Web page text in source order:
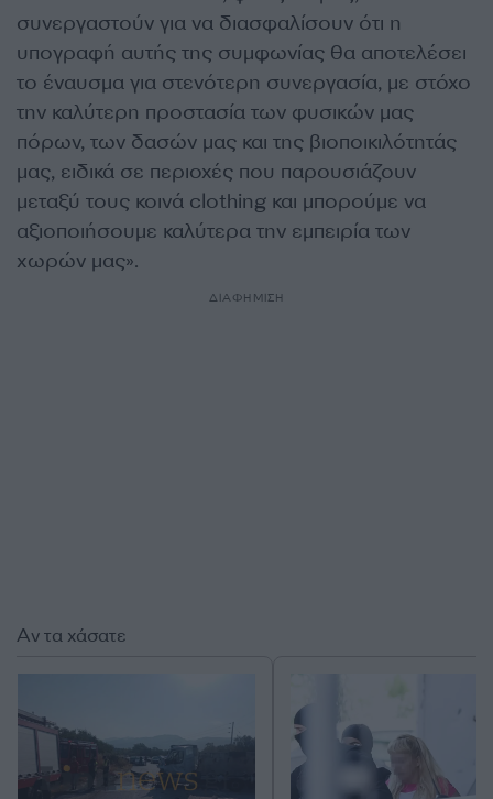
συνεργαστούν για να διασφαλίσουν ότι η
υπογραφή αυτής της συμφωνίας θα αποτελέσει
το έναυσμα για στενότερη συνεργασία, με στόχο
την καλύτερη προστασία των φυσικών μας
πόρων, των δασών μας και της βιοποικιλότητάς
μας, ειδικά σε περιοχές που παρουσιάζουν
μεταξύ τους κοινά clothing και μπορούμε να
αξιοποιήσουμε καλύτερα την εμπειρία των
χωρών μας».
ΔΙΑΦΗΜΙΣΗ
Αν τα χάσατε